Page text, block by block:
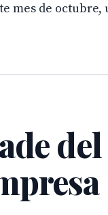
mes de
del